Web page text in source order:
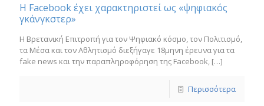
Η Facebook έχει χαρακτηριστεί ως «ψηφιακός
γκάνγκστερ»
Η Βρετανική Επιτροπή για τον Ψηφιακό κόσμο, τον Πολιτισμό,
τα Μέσα και τον Αθλητισμό διεξήγαγε 18μηνη έρευνα για τα
fake news και την παραπληροφόρηση της Facebook, […]
Περισσότερα